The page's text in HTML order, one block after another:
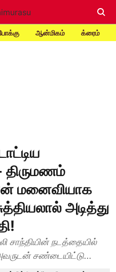
ஆன்மிகம் க்ரைம்
திருமணம்
மனைவியாக
அடித்து
சாந்தியின் நடத்தையில்
சண்டையிட்டு...